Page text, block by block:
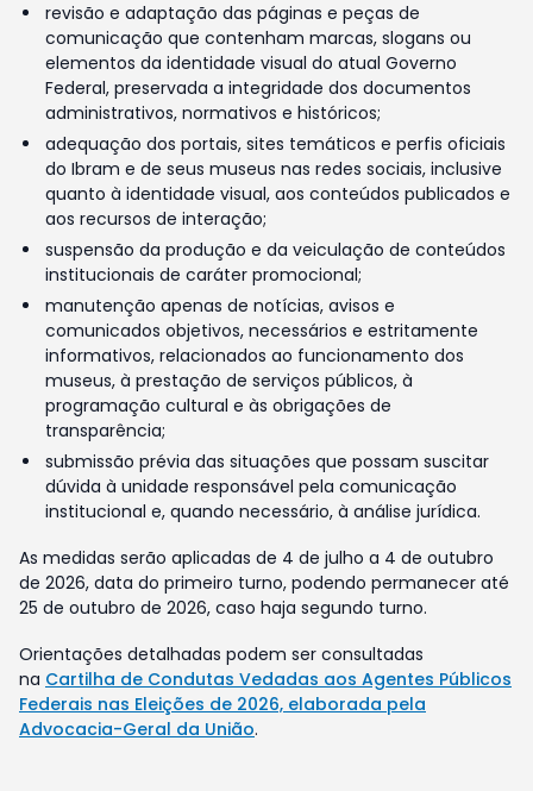
revisão e adaptação das páginas e peças de
comunicação que contenham marcas, slogans ou
elementos da identidade visual do atual Governo
Federal, preservada a integridade dos documentos
administrativos, normativos e históricos;
adequação dos portais, sites temáticos e perfis oficiais
do Ibram e de seus museus nas redes sociais, inclusive
quanto à identidade visual, aos conteúdos publicados e
aos recursos de interação;
suspensão da produção e da veiculação de conteúdos
institucionais de caráter promocional;
manutenção apenas de notícias, avisos e
comunicados objetivos, necessários e estritamente
informativos, relacionados ao funcionamento dos
museus, à prestação de serviços públicos, à
programação cultural e às obrigações de
transparência;
submissão prévia das situações que possam suscitar
dúvida à unidade responsável pela comunicação
institucional e, quando necessário, à análise jurídica.
As medidas serão aplicadas de 4 de julho a 4 de outubro
de 2026, data do primeiro turno, podendo permanecer até
25 de outubro de 2026, caso haja segundo turno.
Orientações detalhadas podem ser consultadas
na Cartilha de Condutas Vedadas aos Agentes Públicos
Federais nas Eleições de 2026, elaborada pela
Advocacia-Geral da União.